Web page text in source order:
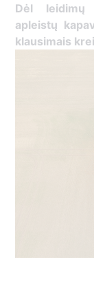
Dėl leidimų
apleistų
klausimais